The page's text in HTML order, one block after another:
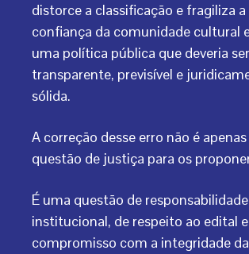
distorce a classificação e fragiliza a
confiança da comunidade cultural
uma política pública que deveria ser
transparente, previsível e
sólida.
A correção desse erro não é
questão de justiça para os
É uma questão de responsabilidade
institucional, de respeito ao edital
compromisso com a integridade